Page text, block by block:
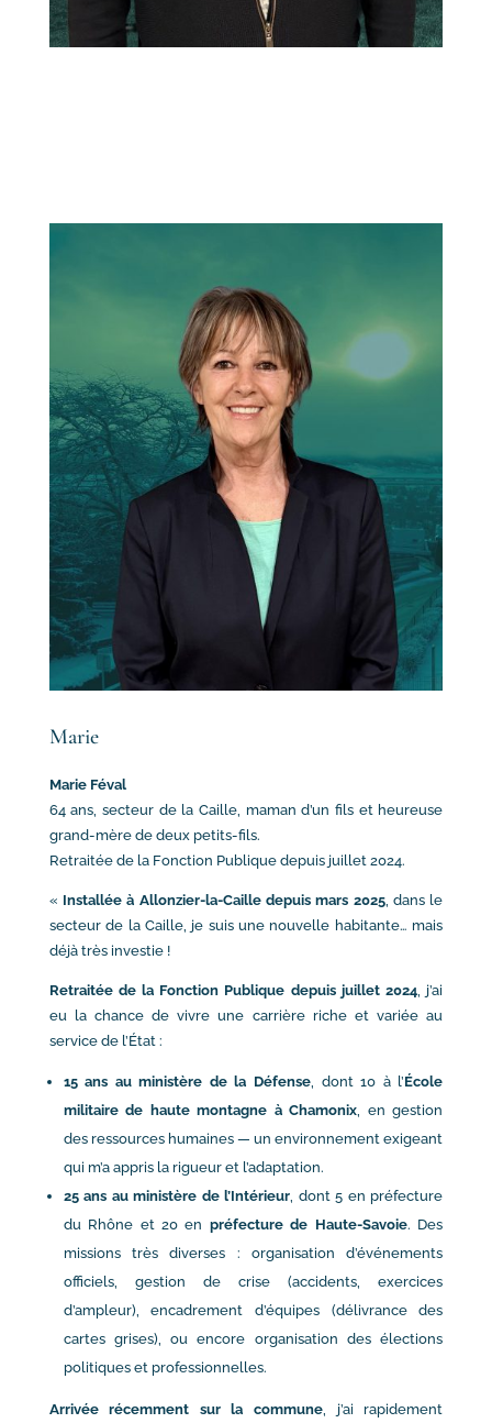
Marie
Marie Féval
64 ans, secteur de la Caille, maman d’un fils et heureuse
grand-mère de deux petits-fils.
Retraitée de la Fonction Publique depuis juillet 2024.
« Installée à Allonzier-la-Caille depuis mars 2025, dans le
secteur de la Caille, je suis une nouvelle habitante… mais
déjà très investie !
Retraitée de la Fonction Publique depuis juillet 2024 , j’ai
eu la chance de vivre une carrière riche et variée au
service de l’État :
15 ans au ministère de la Défense , dont 10 à l’École
militaire de haute montagne à Chamonix , en gestion
des ressources humaines — un environnement exigeant
qui m’a appris la rigueur et l’adaptation.
25 ans au ministère de l’Intérieur , dont 5 en préfecture
du Rhône et 20 en préfecture de Haute-Savoie. Des
missions très diverses : organisation d’événements
officiels, gestion de crise (accidents, exercices
d’ampleur), encadrement d’équipes (délivrance des
cartes grises), ou encore organisation des élections
politiques et professionnelles.
Arrivée récemment sur la commune , j’ai rapidement